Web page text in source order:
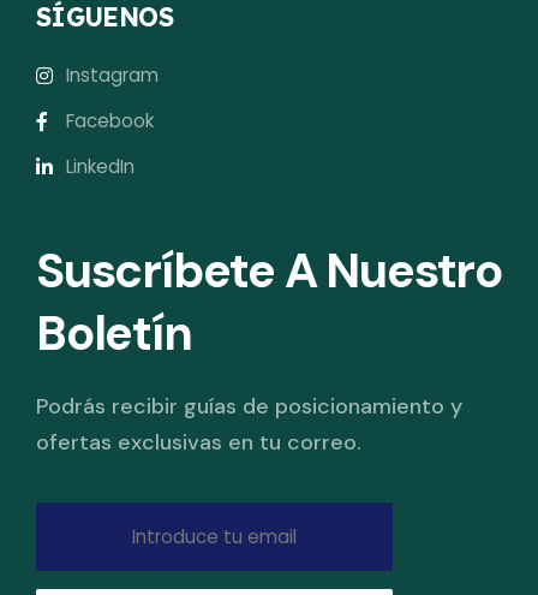
SÍGUENOS
Instagram
Facebook
LinkedIn
Suscríbete A Nuestro
Boletín
Podrás recibir guías de posicionamiento y
ofertas exclusivas en tu correo.